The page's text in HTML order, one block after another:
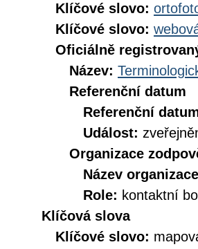
Klíčové slovo:
Klíčové slovo:
Oficiálně
Název:
Referenční datum
Referenční
Událost:
Organizace
Název
Role: kontaktní
Klíčová slova
Klíčové slovo: